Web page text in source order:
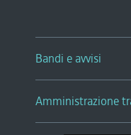
Bandi e avvisi
Amministrazione